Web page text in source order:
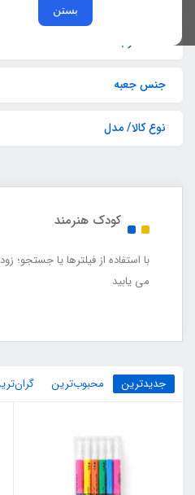
بستن
تعداد در بسته
جنس جعبه
نوع کالا/ مدل
کودک هنرمند
با استفاده از فیلترها یا جستجو؛
می یابید
جدیدترین محبوب‌ترین